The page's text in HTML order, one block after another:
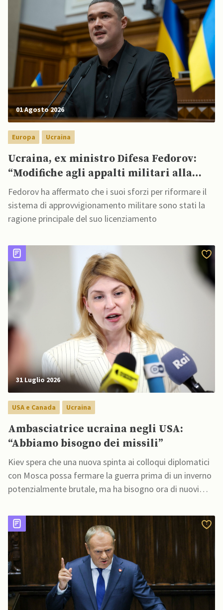
01 Agosto 2026
Europa Ucraina
Ucraina, ex ministro Difesa Fedorov:
“Modifiche agli appalti militari alla
base del mio licenziamento”
Fedorov ha affermato che i suoi sforzi per riformare il
sistema di approvvigionamento militare sono stati la
ragione principale del suo licenziamento
31 Luglio 2026
USA e Canada Ucraina
Ambasciatrice ucraina negli USA:
“Abbiamo bisogno dei missili”
Kiev spera che una nuova spinta ai colloqui diplomatici
con Mosca possa fermare la guerra prima di un inverno
potenzialmente brutale, ma ha bisogno ora di nuovi
ucraina negli USA